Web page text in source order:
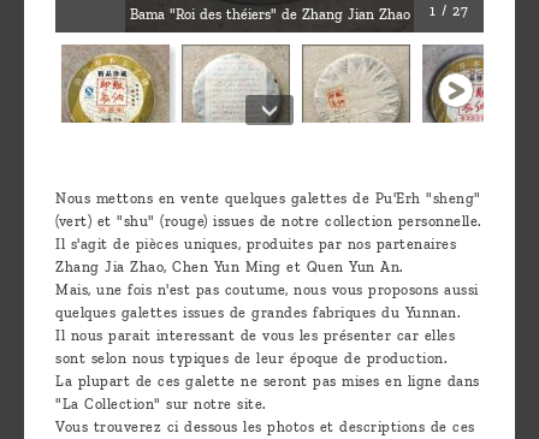
Bama "Roi des théiers" de Zhang Jian Zhao 1 / 27
Nous mettons en vente quelques galettes de Pu'Erh "sheng"
(vert) et "shu" (rouge) issues de notre collection personnelle.
Il s'agit de pièces uniques, produites par nos partenaires
Zhang Jia Zhao, Chen Yun Ming et Quen Yun An.
Mais, une fois n'est pas coutume, nous vous proposons aussi
quelques galettes issues de grandes fabriques du Yunnan.
Il nous parait interessant de vous les présenter car elles
sont selon nous typiques de leur époque de production.
La plupart de ces galette ne seront pas mises en ligne dans
"La Collection" sur notre site.
Vous trouverez ci dessous les photos et descriptions de ces